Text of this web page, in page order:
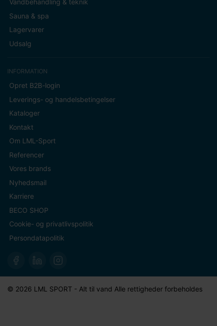
Vandbehandling & teknik
Sauna & spa
Lagervarer
Udsalg
INFORMATION
Opret B2B-login
Leverings- og handelsbetingelser
Kataloger
Kontakt
Om LML-Sport
Referencer
Vores brands
Nyhedsmail
Karriere
BECO SHOP
Cookie- og privatlivspolitik
Persondatapolitik
© 2026 LML SPORT - Alt til vand Alle rettigheder forbeholdes